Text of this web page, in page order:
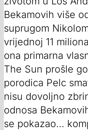
Bekamovih više
suprugom
vrijednoj 11
ona primarna
The Sun prošle
porodica Pelc
nisu dovoljno
odnosa
se pokazao…